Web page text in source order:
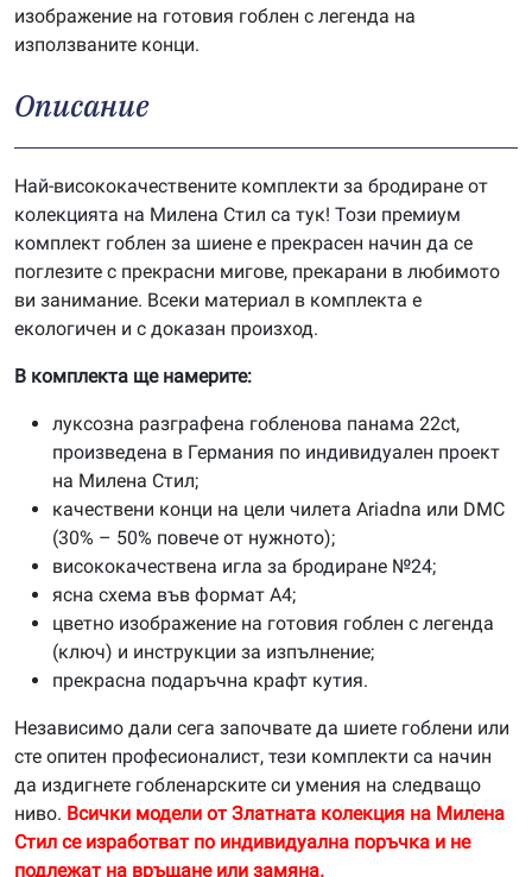
изображение на готовия гоблен с легенда на
използваните конци.
Описание
Най-висококачествените комплекти за бродиране от
колекцията на Милена Стил са тук! Този премиум
комплект гоблен за шиене е прекрасен начин да се
поглезите с прекрасни мигове, прекарани в любимото
ви занимание. Всеки материал в комплекта е
екологичен и с доказан произход.
В комплекта ще намерите:
луксозна разграфена гобленова панама 22ct,
произведена в Германия по индивидуален проект
на Милена Стил;
качествени конци на цели чилета Ariadna или DMC
(30% – 50% повече от нужното);
висококачествена игла за бродиране №24;
ясна схема във формат А4;
цветно изображение на готовия гоблен с легенда
(ключ) и инструкции за изпълнение;
прекрасна подаръчна крафт кутия.
Независимо дали сега започвате да шиете гоблени или
сте опитен професионалист, тези комплекти са начин
да издигнете гобленарските си умения на следващо
ниво. Всички модели от Златната колекция на Милена
Стил се изработват по индивидуална поръчка и не
подлежат на връщане или замяна.